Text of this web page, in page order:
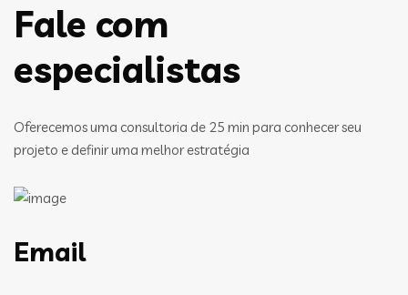
Fale com
especialistas
Oferecemos uma consultoria de 25 min para conhecer seu
projeto e definir uma melhor estratégia
Email